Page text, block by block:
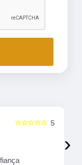
5
☆☆☆☆☆
›